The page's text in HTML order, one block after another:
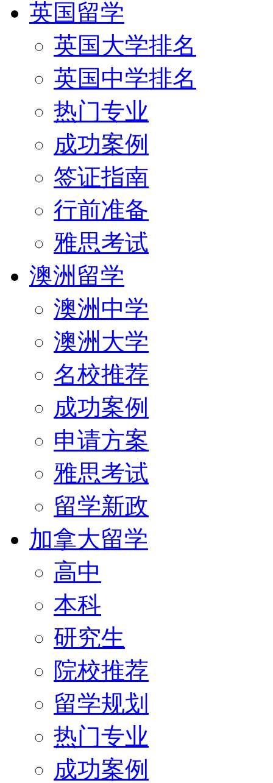
英国留学
英国大学排名
英国中学排名
热门专业
成功案例
签证指南
行前准备
雅思考试
澳洲留学
澳洲中学
澳洲大学
名校推荐
成功案例
申请方案
雅思考试
留学新政
加拿大留学
高中
本科
研究生
院校推荐
留学规划
热门专业
成功案例